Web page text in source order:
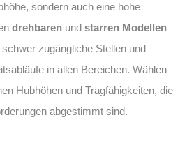
sondern auch eine hohe
drehbaren und starren Modellen
zugängliche Stellen und
in allen Bereichen. Wählen
Hubhöhen und Tragfähigkeiten, die
abgestimmt sind.